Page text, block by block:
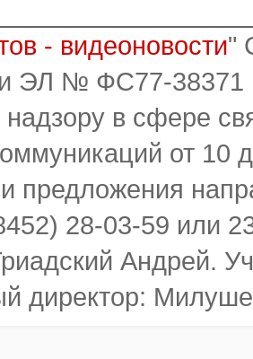
- видеоновости"
ЭЛ № ФС77-38371
в сфере
от 10
предложения
28-03-59 или
Андрей.
директор: